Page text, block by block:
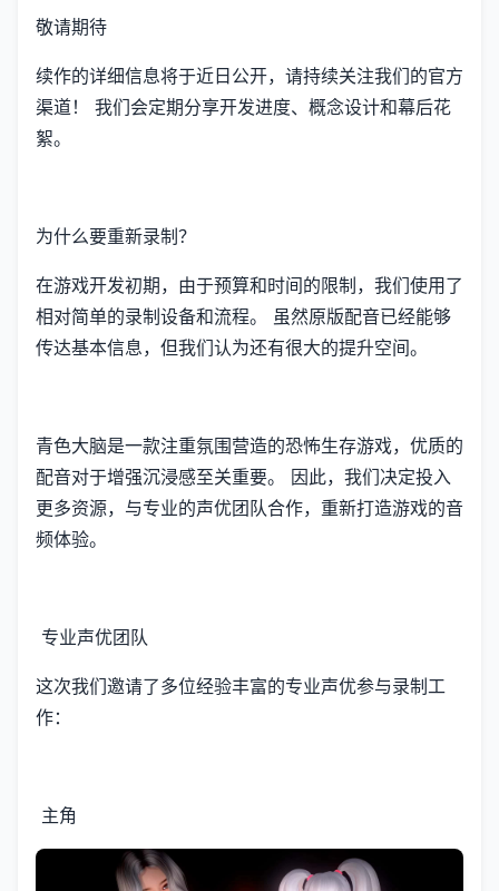
敬请期待
续作的详细信息将于近日公开，请持续关注我们的官方
渠道！ 我们会定期分享开发进度、概念设计和幕后花
絮。
为什么要重新录制？
在游戏开发初期，由于预算和时间的限制，我们使用了
相对简单的录制设备和流程。 虽然原版配音已经能够
传达基本信息，但我们认为还有很大的提升空间。
青色大脑是一款注重氛围营造的恐怖生存游戏，优质的
配音对于增强沉浸感至关重要。 因此，我们决定投入
更多资源，与专业的声优团队合作，重新打造游戏的音
频体验。
专业声优团队
这次我们邀请了多位经验丰富的专业声优参与录制工
作：
主角